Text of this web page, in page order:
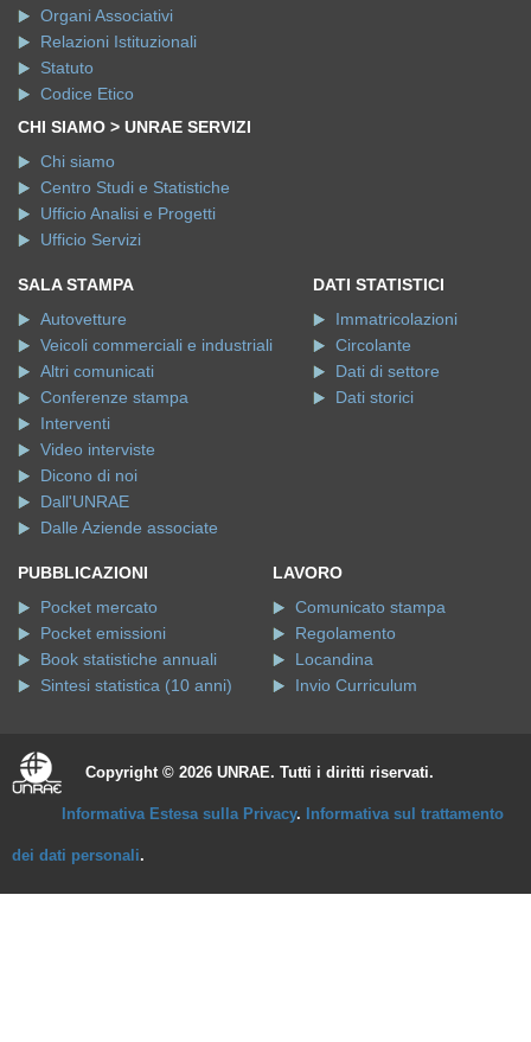
Organi Associativi
Relazioni Istituzionali
Statuto
Codice Etico
CHI SIAMO > UNRAE SERVIZI
Chi siamo
Centro Studi e Statistiche
Ufficio Analisi e Progetti
Ufficio Servizi
SALA STAMPA
Autovetture
Veicoli commerciali e industriali
Altri comunicati
Conferenze stampa
Interventi
Video interviste
Dicono di noi
Dall'UNRAE
Dalle Aziende associate
DATI STATISTICI
Immatricolazioni
Circolante
Dati di settore
Dati storici
PUBBLICAZIONI
Pocket mercato
Pocket emissioni
Book statistiche annuali
Sintesi statistica (10 anni)
LAVORO
Comunicato stampa
Regolamento
Locandina
Invio Curriculum
Copyright © 2026 UNRAE. Tutti i diritti riservati.
Informativa Estesa sulla Privacy. Informativa sul trattamento
dei dati personali.